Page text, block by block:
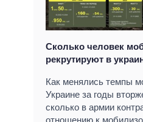
Сколько человек
рекрутируют в
Как менялись темпы
Украине за годы
сколько в армии